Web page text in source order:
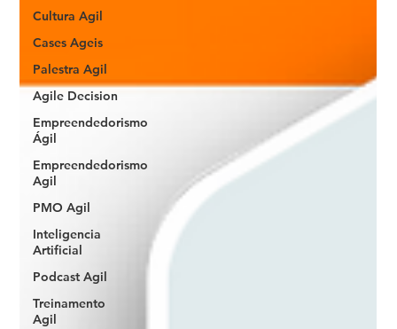
Cultura Agil
Cases Ageis
Palestra Agil
Agile Decision
Empreendedorismo
Ágil
Empreendedorismo
Agil
PMO Agil
Inteligencia
Artificial
Podcast Agil
Treinamento
Agil